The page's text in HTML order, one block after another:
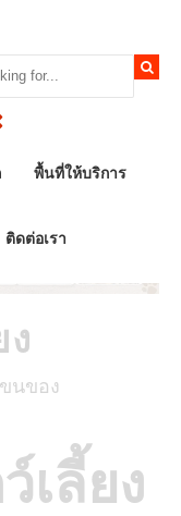
พื้นที่ให้บริการ
ติดต่อเรา
นของ
เลี้ยง